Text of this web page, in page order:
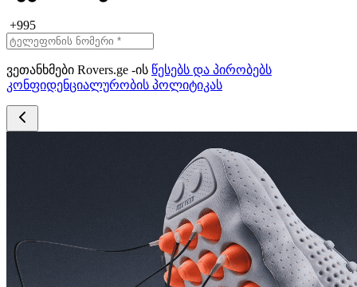
+995
ვეთანხმები Rovers.ge -ის წესებს და პირობებს
კონფიდენციალურობის პოლიტიკას